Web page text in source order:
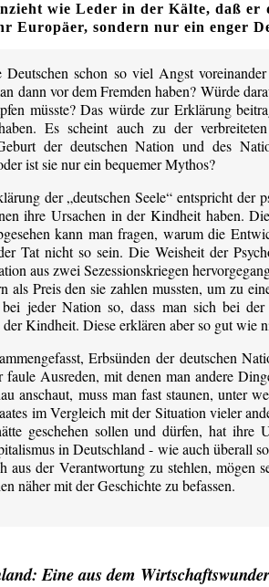
wie Leder in der Kälte, daß
Europäer, sondern nur ein enger
Deutschen schon so viel Angst
dann vor dem Fremden haben? Würde
müsste? Das würde zur Erklärung
Es scheint auch zu der
der deutschen Nation und des
ist sie nur ein bequemer Mythos?
der „deutschen Seele“ entspricht der
ihre Ursachen in der Kindheit haben.
kann man fragen, warum die
Tat nicht so sein. Die Weisheit der
aus zwei Sezessionskriegen
als Preis den sie zahlen mussten, um zu
jeder Nation so, dass man sich bei der
der Kindheit. Diese erklären aber so gut
Erbsünden der deutschen
faule Ausreden, mit denen man andere
anschaut, muss man fast staunen, unter
im Vergleich mit der Situation vieler
geschehen sollen und dürfen, hat ihre
in Deutschland - wie auch überall
aus der Verantwortung zu stehlen, mögen
näher mit der Geschichte zu befassen.
Eine aus dem